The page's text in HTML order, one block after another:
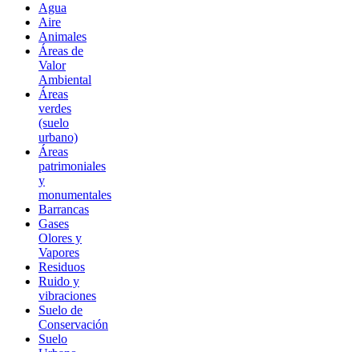
Agua
Aire
Animales
Áreas de
Valor
Ambiental
Áreas
verdes
(suelo
urbano)
Áreas
patrimoniales
y
monumentales
Barrancas
Gases
Olores y
Vapores
Residuos
Ruido y
vibraciones
Suelo de
Conservación
Suelo